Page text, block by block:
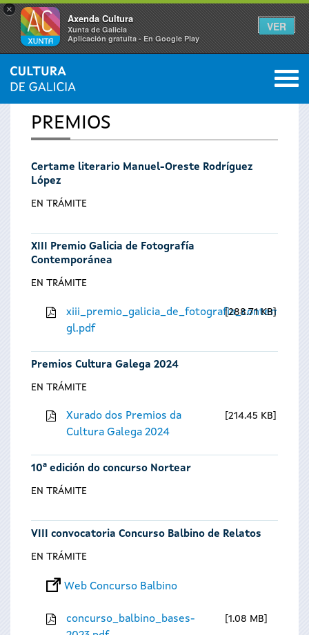
×
Axenda Cultura
Xunta de Galicia
Aplicación gratuíta - En Google Play
VER
Vostede
está
aquí
INICIO 0
PREMIOS
Certame literario Manuel-Oreste Rodríguez
López
EN TRÁMITE
XIII Premio Galicia de Fotografía
Contemporánea
EN TRÁMITE
gl.pdf
288.71 KB
Premios Cultura Galega 2024
EN TRÁMITE
Xurado dos Premios da
Cultura Galega 2024
214.45 KB
10ª edición do concurso Nortear
EN TRÁMITE
VIII convocatoria Concurso Balbino de Relatos
EN TRÁMITE
Web Concurso Balbino
concurso_balbino_bases-
1.08 MB